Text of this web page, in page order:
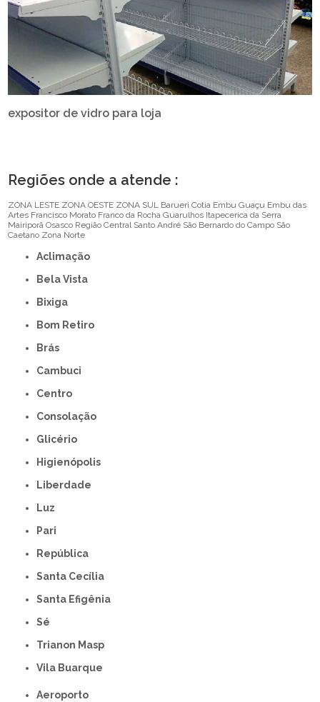
expositor de vidro para loja
Regiões onde a atende :
ZONA LESTE ZONA OESTE ZONA SUL Barueri Cotia Embu Guaçu Embu das
Artes Francisco Morato Franco da Rocha Guarulhos Itapecerica da Serra
Mairiporã Osasco Região Central Santo André São Bernardo do Campo São
Caetano Zona Norte
Aclimação
Bela Vista
Bixiga
Bom Retiro
Brás
Cambuci
Centro
Consolação
Glicério
Higienópolis
Liberdade
Luz
Pari
República
Santa Cecília
Santa Efigênia
Sé
Trianon Masp
Vila Buarque
Aeroporto